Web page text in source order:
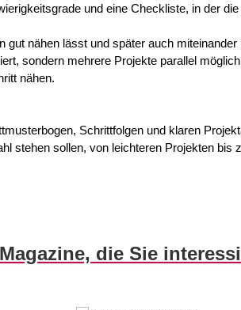
und eine Checkliste, in der
gut nähen lässt und später auch
sondern mehrere Projekte parallel
nähen.
Schrittfolgen und klaren
stehen sollen, von leichteren Projekten bis
die Sie